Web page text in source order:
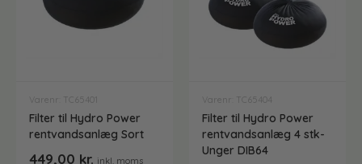
Børster til rentvandsanlæg
Indvasker og tilbehør
Varenr: TC65401
Filter til Hydro Power
rentvandsanlæg Sort
449,00 kr. inkl. moms
Varenr: TC65404
Filter til Hydro Power
rentvandsanlæg 4 stk-
Unger DIB64